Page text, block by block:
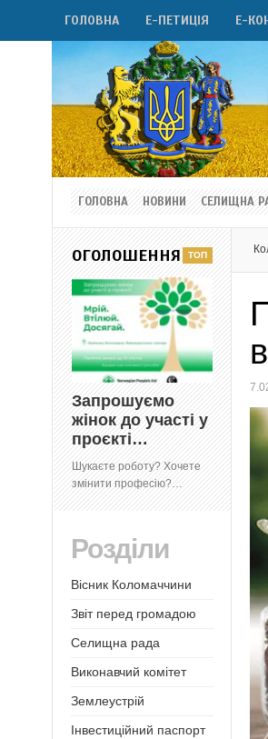
ГОЛОВНА Е-ПЕТИЦІЯ Е-
ГОЛОВНА НОВИНИ СЕЛИЩНА
ОГОЛОШЕННЯ
Запрошуємо
жінок до участі у
проєкті…
Шукаєте роботу? Хочете
змінити професію?…
Розділи
Вісник Коломаччини
Звіт перед громадою
Селищна рада
Виконавчий комітет
Землеустрій
Інвестиційний паспорт